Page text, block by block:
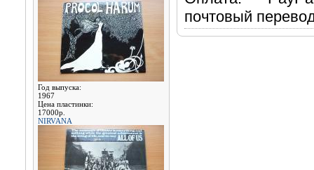
Год выпуска:
1967
Цена пластинки:
17000р.
NIRVANA
почтовый